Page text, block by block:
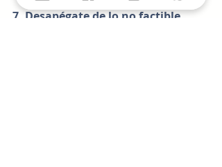
7. Desapégate de lo no factible